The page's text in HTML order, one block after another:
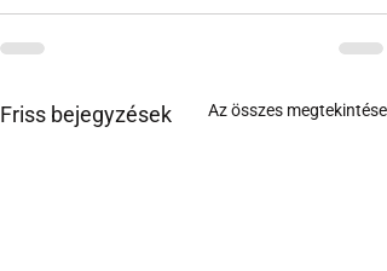
Friss bejegyzések Az összes megtekintése